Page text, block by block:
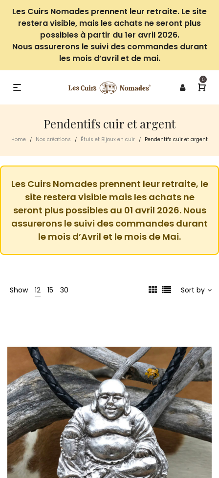
Les Cuirs Nomades prennent leur retraite. Le site
restera visible, mais les achats ne seront plus
possibles à partir du 1er avril 2026.
Nous assurerons le suivi des commandes durant
les mois d’avril et de mai.
0
Pendentifs cuir et argent
Home / Nos créations / Étuis et Bijoux en cuir / Pendentifs cuir et argent
Les Cuirs Nomades prennent leur retraite, le
site restera visible mais les achats ne
seront plus possibles au 01 avril 2026. Nous
assurerons le suivi des commandes durant
le mois d’Avril et le mois de Mai.
Show 12 15 30 Sort by